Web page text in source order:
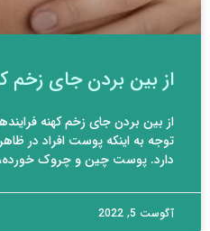
از بین بردن جای زخم
از بین بردن جای زخم کهنه
توجه به اینکه پوست افراد در
دارد. پوست چین و چروک
آگوست 5, 2022